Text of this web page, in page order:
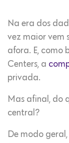
Na era dos
vez maior vem
afora. E, como
Centers, a
privada.
Mas afinal, do
central?
De modo geral,